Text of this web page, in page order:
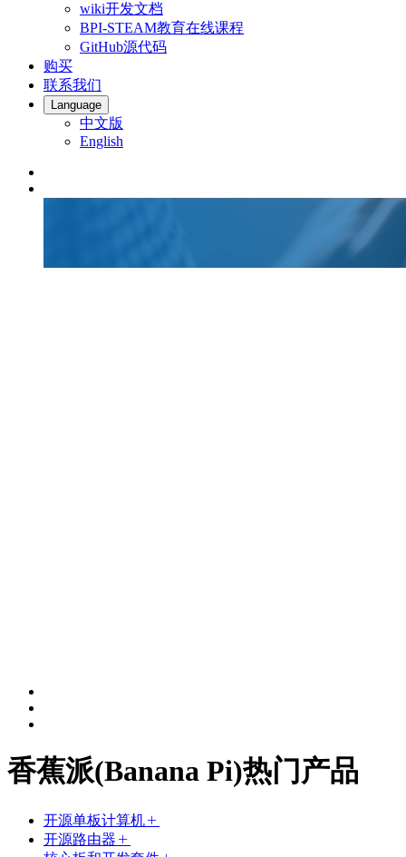
wiki开发文档
BPI-STEAM教育在线课程
GitHub源代码
购买
联系我们
Language
中文版
English
香蕉派(Banana Pi)热门产品
开源单板计算机
开源路由器